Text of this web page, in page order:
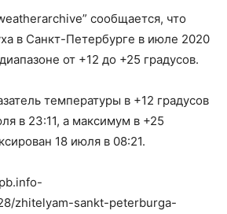
сообщается, что
в Санкт-Петербурге в июле 2020
от +12 до +25 градусов.
температуры в +12 градусов
в 23:11, а максимум в +25
18 июля в 08:21.
zhitelyam-sankt-peterburga-